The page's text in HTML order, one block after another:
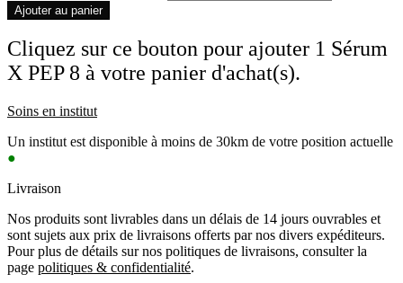
Ajouter au panier
Cliquez sur ce bouton pour ajouter 1 Sérum
X PEP 8 à votre panier d'achat(s).
Soins en institut
Un institut est disponible à moins de 30km de votre position actuelle
●
Livraison
Nos produits sont livrables dans un délais de 14 jours ouvrables et
sont sujets aux prix de livraisons offerts par nos divers expéditeurs.
Pour plus de détails sur nos politiques de livraisons, consulter la
page politiques & confidentialité.